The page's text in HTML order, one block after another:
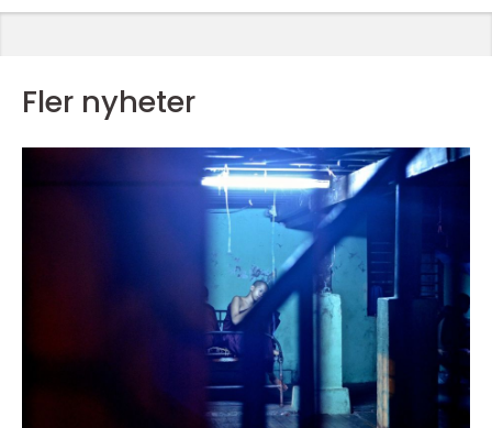
Fler nyheter